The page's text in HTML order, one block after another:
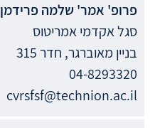
פרופ' אמר' שלמה פרידמן
סגל אקדמי אמריטוס
בניין מאוברגר, חדר 315
04-8293320
cvrsfsf@technion.ac.il